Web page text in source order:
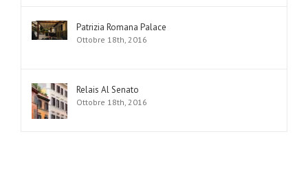
Patrizia Romana Palace
Ottobre 18th, 2016
Relais Al Senato
Ottobre 18th, 2016